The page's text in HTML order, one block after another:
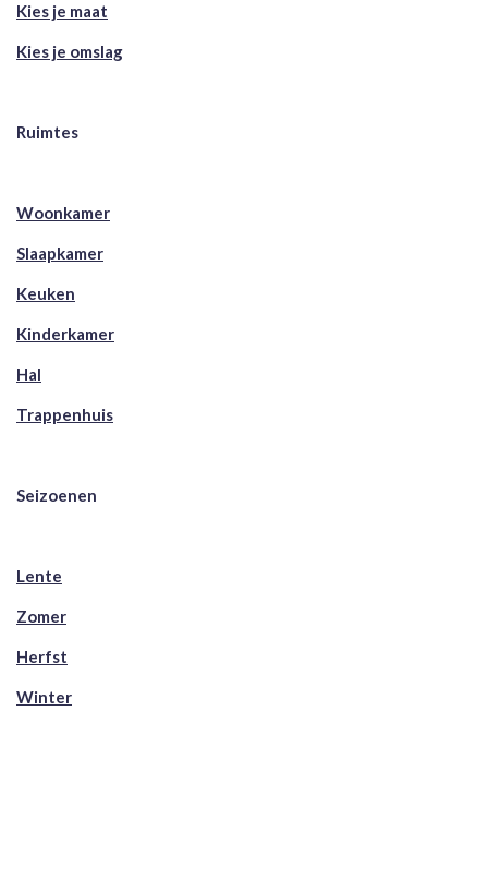
Kies je maat
Kies je omslag
Ruimtes
Woonkamer
Slaapkamer
Keuken
Kinderkamer
Hal
Trappenhuis
Seizoenen
Lente
Zomer
Herfst
Winter